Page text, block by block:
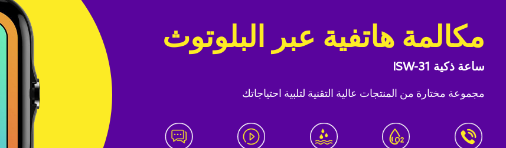
مكالمة هاتفية عبر البلوتوث
ساعة ذكية ISW-31
مجموعة مختارة من المنتجات عالية التقنية لتلبية احتياجاتك